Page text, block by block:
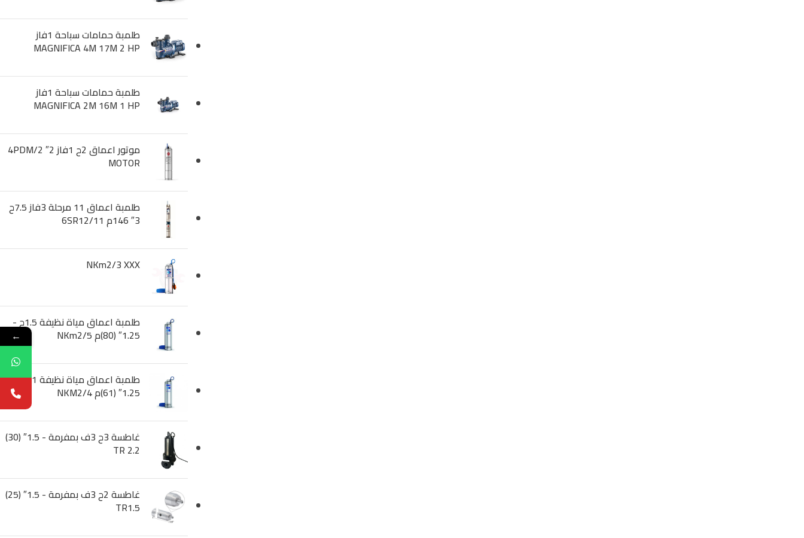
طلمبة حمامات سباحة 1فاز
MAGNIFICA 4M 17M 2 HP
طلمبة حمامات سباحة 1فاز
MAGNIFICA 2M 16M 1 HP
موتور اعماق 2ح 1فاز 2″ 4PDM/2
MOTOR
طلمبة اعماق 11 مرحلة 3فاز 7.5ح
3″ 146م 6SR12/11
NKm2/3 XXX
طلمبة اعماق مياة نظيفة 1.5ح -
1.25″ (80)م NKm2/5
طلمبة اعماق مياة نظيفة 1ح -
1.25″ (61)م NKM2/4
غاطسة 3ح 3ف بمفرمة - 1.5″ (30)
TR 2.2
غاطسة 2ح 3ف بمفرمة - 1.5″ (25)
TR1.5
←